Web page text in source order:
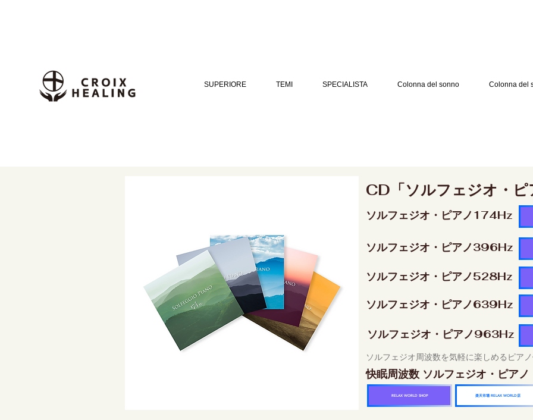
SUPERIORE TEMI SPECIALISTA Colonna del sonno Colonna del
CD「ソルフェジオ・
ソルフェジオ・ピアノ174Hz
ソルフェジオ・ピアノ396Hz
ソルフェジオ・ピアノ528Hz
ソルフェジオ・ピアノ639Hz
ソルフェジオ・ピアノ963Hz
ソルフェジオ周波数を気軽に楽しめるピア
快眠周波数 ソルフェジオ・ピア
RELAX WORLD SHOP 楽天市場 RELAX WORLD店